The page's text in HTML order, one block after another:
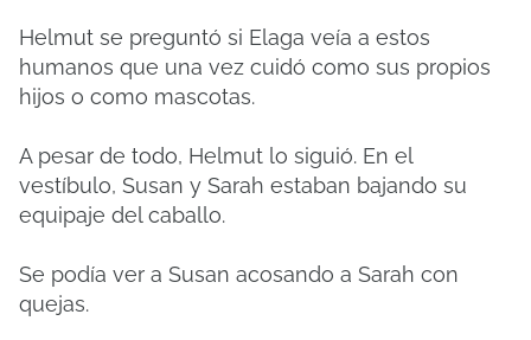
Helmut se preguntó si Elaga veía a estos
humanos que una vez cuidó como sus propios
hijos o como mascotas.
A pesar de todo, Helmut lo siguió. En el
vestíbulo, Susan y Sarah estaban bajando su
equipaje del caballo.
Se podía ver a Susan acosando a Sarah con
quejas.